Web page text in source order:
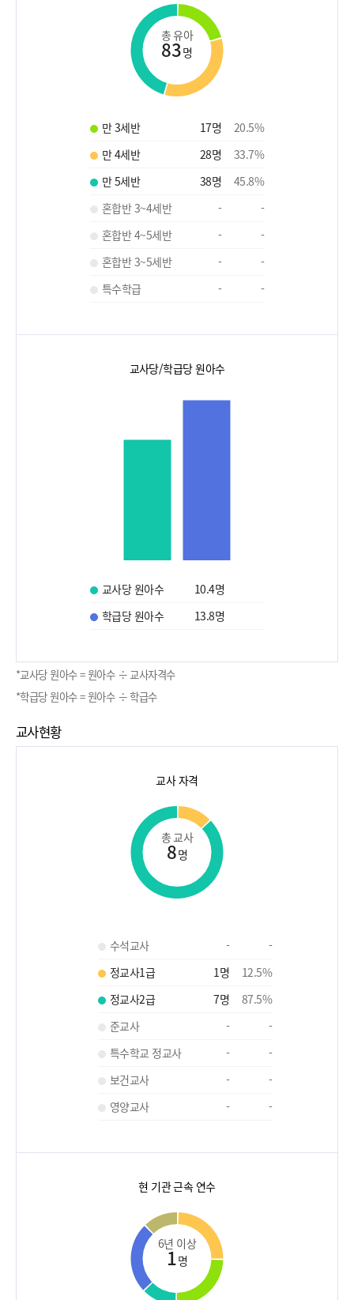
총 유아
83명
만 3세반 17명 20.5%
만 4세반
28명 33.7%
만 5세반
38명 45.8%
혼합반 3~4세반
-
-
혼합반 4~5세반
-
-
혼합반 3~5세반
-
-
특수학급
- -
교사당/학급당 원아수
교사당 원아수 10.4명
학급당 원아수
13.8명
*교사당 원아수 = 원아수 ÷ 교사자격수
*학급당 원아수 = 원아수 ÷ 학급수
교사현황
교사 자격
총 교사
8명
수석교사 -
-
정교사1급
1명 12.5%
정교사2급
7명 87.5%
준교사
-
-
특수학교 정교사
-
-
보건교사
-
-
영양교사
- -
현 기관 근속 연수
6년 이상
1명